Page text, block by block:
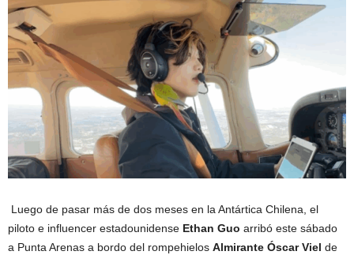
Luego de pasar más de dos meses en la Antártica Chilena, el
piloto e influencer estadounidense Ethan Guo arribó este sábado
a Punta Arenas a bordo del rompehielos Almirante Óscar Viel de